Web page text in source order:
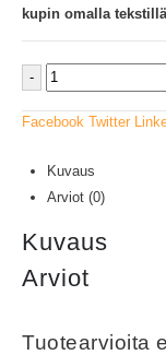
kupin omalla
-
Facebook Twitter
Kuvaus
Arviot (0)
Kuvaus
Arviot
Tuotearvioita